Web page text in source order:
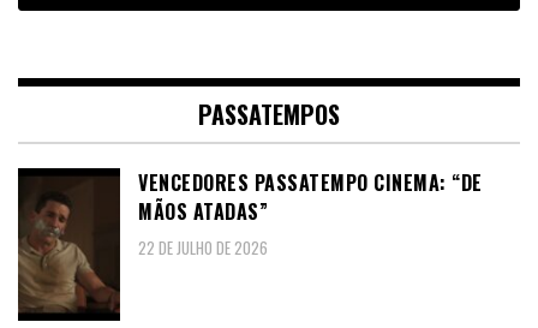
PASSATEMPOS
VENCEDORES PASSATEMPO CINEMA: “DE
MÃOS ATADAS”
22 DE JULHO DE 2026